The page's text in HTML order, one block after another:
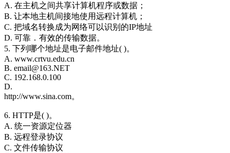
A. 在主机之间共享计算机程序或数据；
B. 让本地主机间接地使用远程计算机；
C. 把域名转换成为网络可以识别的IP地址
D. 可靠．有效的传输数据。
5. 下列哪个地址是电子邮件地址( )。
A. www.crtvu.edu.cn
B. email@163.NET
C. 192.168.0.100
D.
http://www.sina.com。
6. HTTP是( )。
A. 统一资源定位器
B. 远程登录协议
C. 文件传输协议